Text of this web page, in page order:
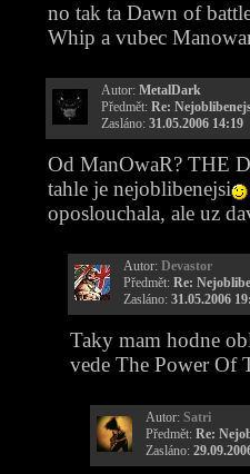
no tak ta Dawn of
Whip a vubec
Autor: MetalDark
Předmět: Re:
Zasláno: 31.05.2006 14:19
Od ManOwaR? THE
tahle je nejoblibenejsi
oposlouchala, ale uz
Autor: Devastor
Předmět: Re:
Zasláno: 31.05.2006
Taky mam hodne
vede The Power Of
Autor: Satri
Předmět: Re:
Zasláno: